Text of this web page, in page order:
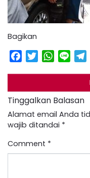
Bagikan
Facebook
Twitter Line
Tinggalkan Balasan
Alamat email Anda
wajib ditandai *
Comment *